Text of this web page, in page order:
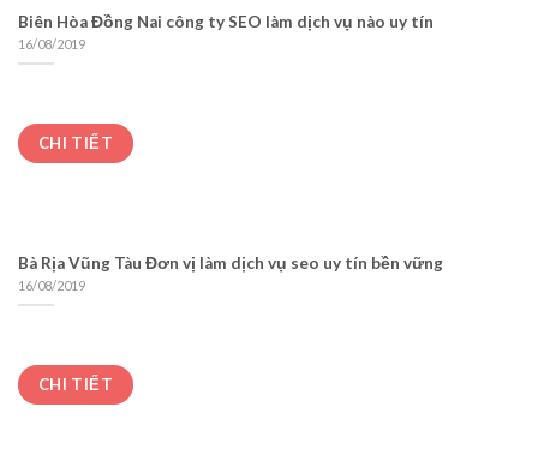
Biên Hòa Đồng Nai công ty SEO làm dịch vụ nào uy tín
16/08/2019
CHI TIẾT
Bà Rịa Vũng Tàu Đơn vị làm dịch vụ seo uy tín bền vững
16/08/2019
CHI TIẾT